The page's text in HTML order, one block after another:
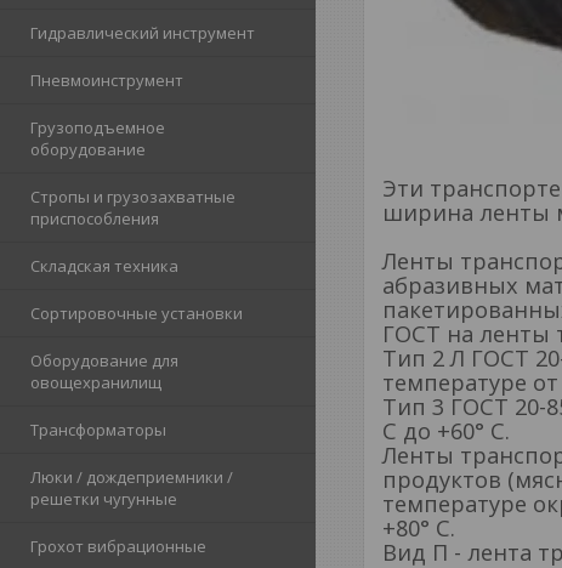
Гидравлический инструмент
Пневмоинструмент
Грузоподъемное
оборудование
Стропы и грузозахватные
приспособления
Складская техника
Сортировочные установки
Оборудование для
овощехранилищ
Трансформаторы
Люки / дождеприемники /
решетки чугунные
Грохот вибрационные
Эти
ширина ленты
Ленты
абразивных
ГОСТ на ленты
Тип 2 Л ГОСТ
температуре
Тип 3 ГОСТ 20-
С до +60° С.
Ленты
продуктов
температуре
+80° С.
Вид П - лента